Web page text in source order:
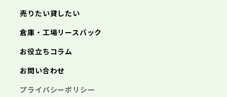
売りたい貸したい
倉庫・工場リースバック
お役立ちコラム
お問い合わせ
プライバシーポリシー